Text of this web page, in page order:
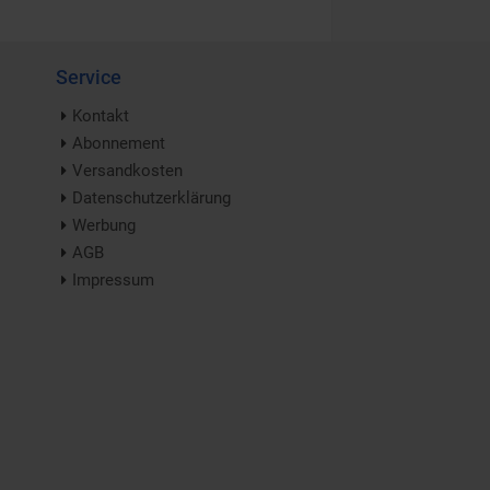
Service
Kontakt
Abonnement
Versandkosten
Datenschutzerklärung
Werbung
AGB
Impressum